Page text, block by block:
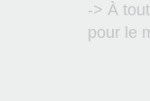
-> À
pour le